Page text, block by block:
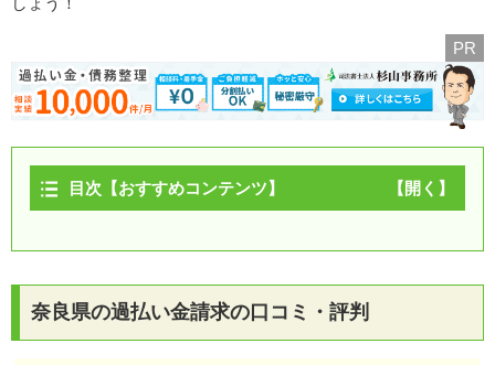
PR
目次【おすすめコンテンツ】
奈良県の過払い金請求シミュレーション
奈良県の過払い金請求の特徴と動向
奈良県の過払い金請求の口コミ・評判